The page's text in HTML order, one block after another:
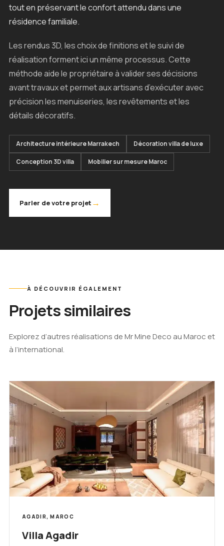
tout en préservant le confort attendu dans une
résidence familiale.
Les rendus 3D, les choix de finitions et le suivi de
réalisation forment ici un même processus. Cette
méthode aide le propriétaire à valider ses décisions
avant travaux et permet aux artisans d’exécuter avec
précision les menuiseries, les revêtements et les
détails décoratifs.
Architecture intérieure Marrakech Décoration villa de luxe
Conception 3D villa Mobilier sur mesure Maroc
Parler de votre projet →
À DÉCOUVRIR ÉGALEMENT
Projets similaires
Explorez d’autres réalisations de Mr Mine Deco au Maroc et
à l’international.
AGADIR, MAROC
Villa Agadir